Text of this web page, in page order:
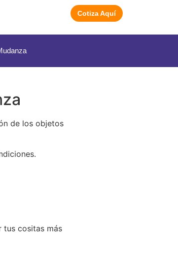
Cotiza Aquí
de los objetos
tus cositas más